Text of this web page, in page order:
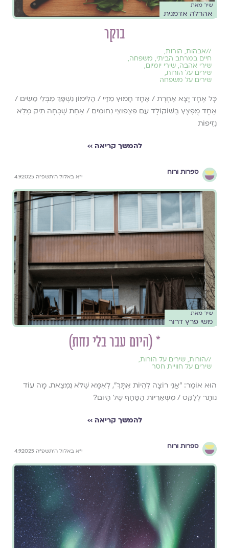
שיר מאת
אהרלה אדמנית
בוקר
//אבהות, הורות,
חיים במרחב הביתי, משפחה,
שירי אהבה, שירי יומיום,
שירים על הורות,
שירים על משפחה
כָּל אֶחָד יָצָא אַחֶרֶת / אֶחָד חָמוּץ מִדַּי / הַלִּימוֹן נִשְׁפַּךְ מִבְּלִי מֵשִׂים /
אֶחָד מֻפְצָץ בְּשׁוֹקוֹלָד עִם פִּצְפּוּצֵי נִחוּמִים / אַחַת שָׁכְחָה תִּיק מְלֵא
נְזִיפוֹת
להמשך קריאה ››
ספרות ורוח
י״א באלול ה׳תשפ״ה 4.9.2025
שיר מאת
משי פרץ דרור
* (היום עבר בלי נחת)
//הורות, שירים על הורות,
שירים על חוויית חסר
הוּא אוֹמֵר: "אֲנִי רוֹצָה לִהְיוֹת אִתָּךְ", לְאִמָּא שֶׁלֹּא נִמְצֵאת. מָה עוֹד
נוֹתַר לְלַקֵּט / מִשְּׁאֵרִיּוֹת הַסַּחַף שֶׁל הַיּוֹם?
להמשך קריאה ››
ספרות ורוח
י״א באלול ה׳תשפ״ה 4.9.2025